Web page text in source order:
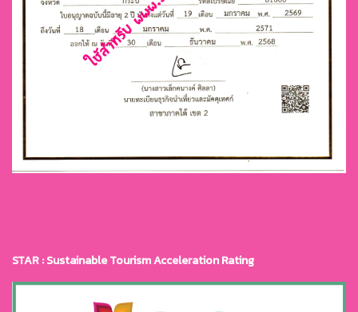
STAR : Sustainable Tourism Acceleration Rating